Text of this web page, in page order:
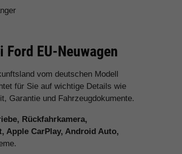
EU-Neuwagen
vom deutschen Modell
für Sie auf wichtige Details wie
Garantie und Fahrzeugdokumente.
Rückfahrkamera,
Apple CarPlay, Android Auto,